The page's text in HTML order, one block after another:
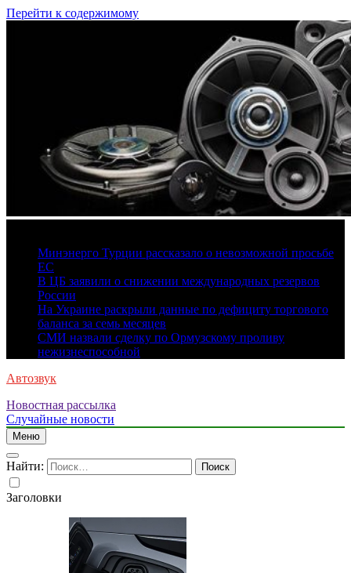
Перейти к содержимому
Минэнерго Турции рассказало о невозможной просьбе
ЕС
В ЦБ заявили о снижении международных резервов
России
На Украине раскрыли данные по дефициту торгового
баланса за семь месяцев
СМИ назвали сделку по Ормузскому проливу
нежизнеспособной
Автозвук
Новостная рассылка
Случайные новости
Меню
Найти:
Заголовки